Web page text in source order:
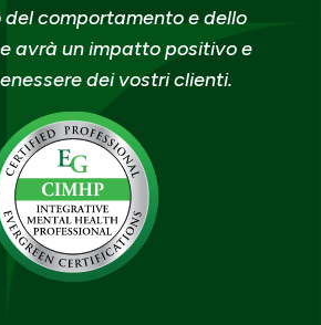
comportamento e dello
avrà un impatto positivo e
dei vostri clienti.